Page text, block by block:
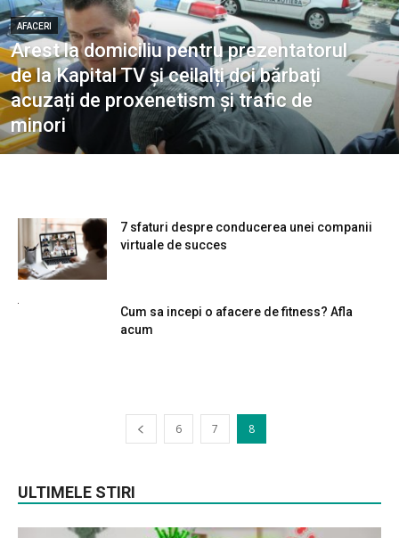
AFACERI
Arest la domiciliu pentru prezentatorul
de la Kapital TV și ceilalți doi bărbați
acuzați de proxenetism și trafic de
minori
7 sfaturi despre conducerea unei companii
virtuale de succes
Cum sa incepi o afacere de fitness? Afla
acum
6 7 8
ULTIMELE STIRI